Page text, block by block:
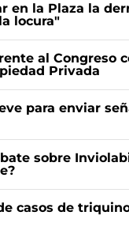
en la Plaza la
locura"
al Congreso
Privada
para enviar
sobre
casos de